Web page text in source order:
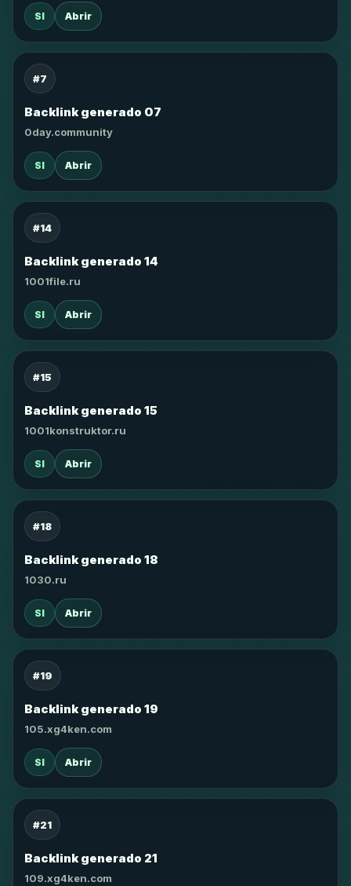
SI Abrir
#7
Backlink generado 07
0day.community
SI Abrir
#14
Backlink generado 14
1001file.ru
SI Abrir
#15
Backlink generado 15
1001konstruktor.ru
SI Abrir
#18
Backlink generado 18
1030.ru
SI Abrir
#19
Backlink generado 19
105.xg4ken.com
SI Abrir
#21
Backlink generado 21
109.xg4ken.com